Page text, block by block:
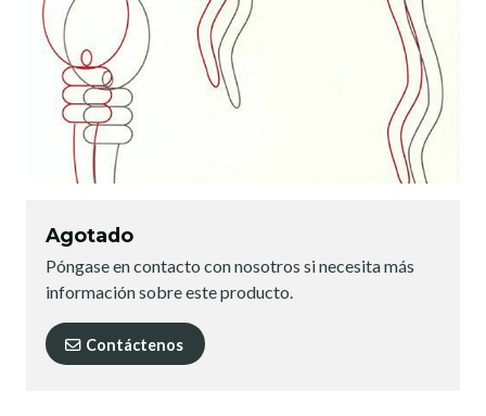
Agotado
Póngase en contacto con nosotros si necesita más
información sobre este producto.
Contáctenos